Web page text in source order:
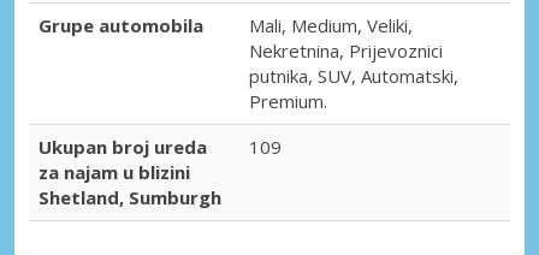
Grupe automobila
Mali, Medium, Veliki,
Nekretnina, Prijevoznici
putnika, SUV, Automatski,
Premium.
Ukupan broj ureda
za najam u blizini
Shetland, Sumburgh
109